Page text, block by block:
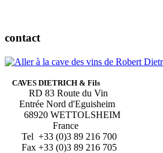
contact
CAVES DIETRICH & Fils
RD 83 Route du Vin
Entrée Nord d'Eguisheim
68920 WETTOLSHEIM
France
Tel +33 (0)3 89 216 700
Fax +33 (0)3 89 216 705